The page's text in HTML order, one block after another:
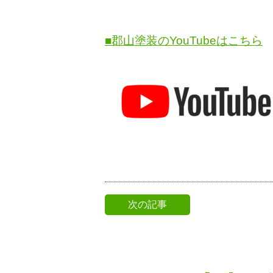
■郡山塗装のYouTubeはこちら
次の記事